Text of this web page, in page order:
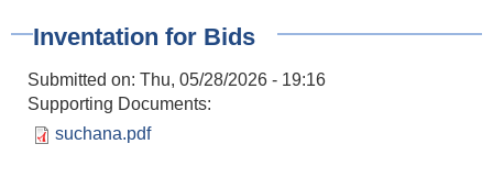
Inventation for Bids
Submitted on: Thu, 05/28/2026 - 19:16
Supporting Documents:
suchana.pdf